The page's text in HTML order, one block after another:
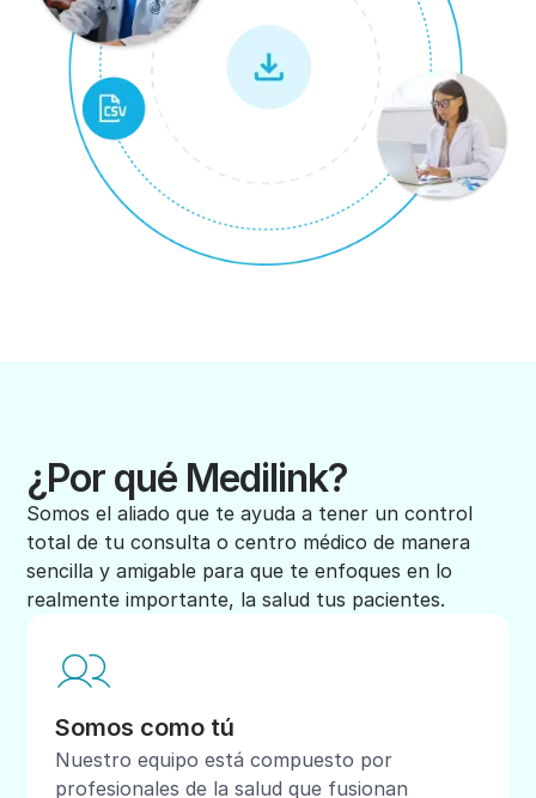
¿Por qué Medilink?
Somos el aliado que te ayuda a tener un control
total de tu consulta o centro médico de manera
sencilla y amigable para que te enfoques en lo
realmente importante, la salud tus pacientes.
Somos como tú
Nuestro equipo está compuesto por
profesionales de la salud que fusionan